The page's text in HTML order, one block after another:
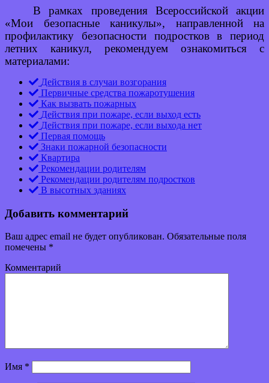
В рамках проведения Всероссийской акции
«Мои безопасные каникулы», направленной на
профилактику безопасности подростков в период
летних каникул, рекомендуем ознакомиться с
материалами:
Действия в случаи возгорания
Первичные средства пожаротушения
Как вызвать пожарных
Действия при пожаре, если выход есть
Действия при пожаре, если выхода нет
Первая помощь
Знаки пожарной безопасности
Квартира
Рекомендации родителям
Рекомендации родителям подростков
В высотных зданиях
Добавить комментарий
Ваш адрес email не будет опубликован. Обязательные поля
помечены *
Комментарий
Имя *